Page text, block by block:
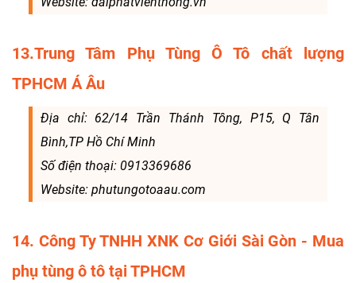
13.Trung Tâm Phụ Tùng Ô Tô chất lượng
TPHCM Á Âu
Địa chỉ: 62/14 Trần Thánh Tông, P15, Q Tân
Bình,TP Hồ Chí Minh
Số điện thoại: 0913369686
Website: phutungotoaau.com
14. Công Ty TNHH XNK Cơ Giới Sài Gòn - Mua
phụ tùng ô tô tại TPHCM